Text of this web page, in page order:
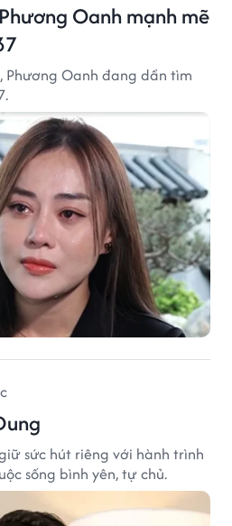
Oanh mạnh mẽ
Phương Oanh đang dần tìm
sức hút riêng với hành trình
sống bình yên, tự chủ.